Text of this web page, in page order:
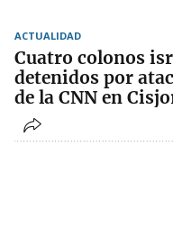
ACTUALIDAD
Cuatro colonos
detenidos por
de la CNN en